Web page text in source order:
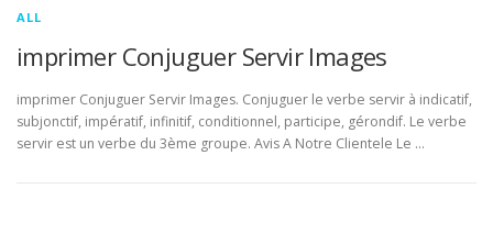
ALL
imprimer Conjuguer Servir Images
imprimer Conjuguer Servir Images. Conjuguer le verbe servir à indicatif,
subjonctif, impératif, infinitif, conditionnel, participe, gérondif. Le verbe
servir est un verbe du 3ème groupe. Avis A Notre Clientele Le …